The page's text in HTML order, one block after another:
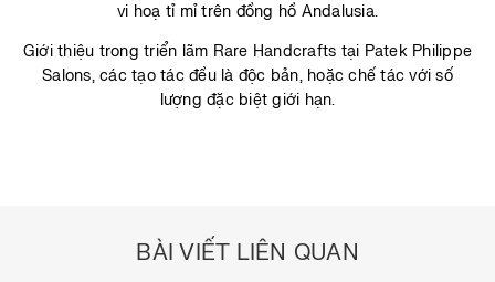
vi hoạ tỉ mỉ trên đồng hồ Andalusia.
Giới thiệu trong triển lãm Rare Handcrafts tại Patek Philippe
Salons, các tạo tác đều là độc bản, hoặc chế tác với số
lượng đặc biệt giới hạn.
BÀI VIẾT LIÊN QUAN